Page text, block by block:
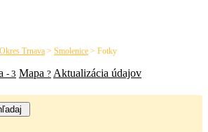
Okres Trnava > Smolenice > Fotky
- 3 Mapa ? Aktualizácia údajov